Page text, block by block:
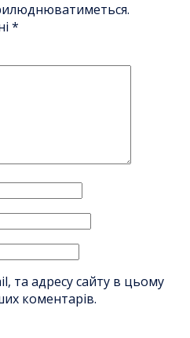
*
та адресу сайту в цьому
коментарів.